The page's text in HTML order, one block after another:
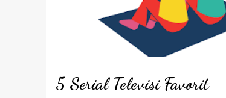
5 Serial Televisi Favorit